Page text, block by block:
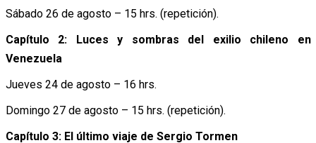
Sábado 26 de agosto – 15 hrs. (repetición).
Capítulo 2: Luces y sombras del exilio chileno en
Venezuela
Jueves 24 de agosto – 16 hrs.
Domingo 27 de agosto – 15 hrs. (repetición).
Capítulo 3: El último viaje de Sergio Tormen